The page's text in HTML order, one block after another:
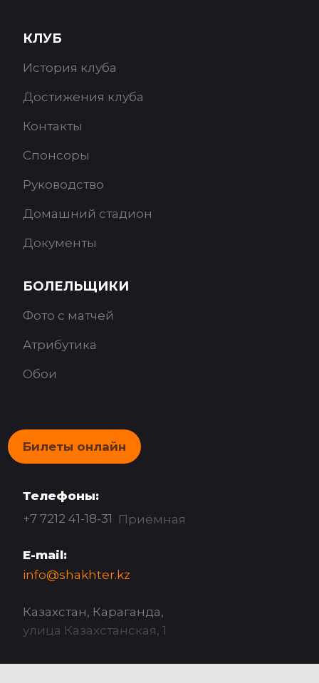
КЛУБ
История клуба
Достижения клуба
Контакты
Спонсоры
Руководство
Домашний стадион
Документы
БОЛЕЛЬЩИКИ
Фото с матчей
Атрибутика
Обои
Билеты онлайн
Телефоны:
+7 7212 41-18-31 Приёмная
E-mail:
info@shakhter.kz
Казахстан, Караганда,
улица Казахстанская, 1